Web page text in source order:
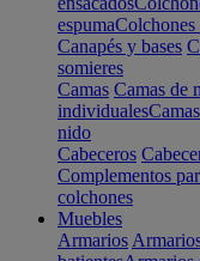
espumaColchones
Canapés y bases
somieres
Camas Camas de
individuales
nido
Cabeceros
Complementos
colchones
Muebles
Armarios